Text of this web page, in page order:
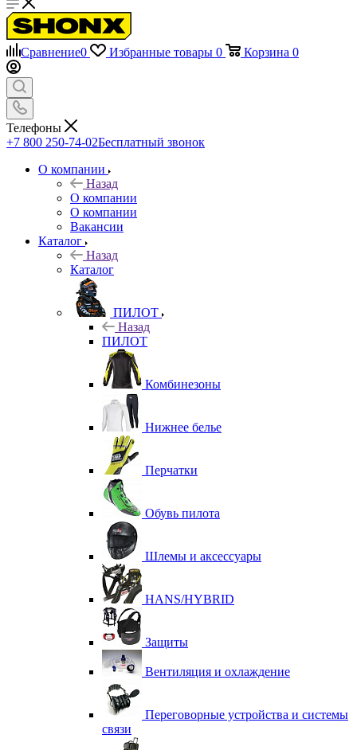
Сравнение0 Избранные товары 0 Корзина 0
Телефоны
+7 800 250-74-02Бесплатный звонок
О компании
Назад
О компании
О компании
Вакансии
Каталог
Назад
Каталог
ПИЛОТ
Назад
ПИЛОТ
Комбинезоны
Нижнее белье
Перчатки
Обувь пилота
Шлемы и аксессуары
HANS/HYBRID
Защиты
Вентиляция и охлаждение
Переговорные устройства и системы
связи